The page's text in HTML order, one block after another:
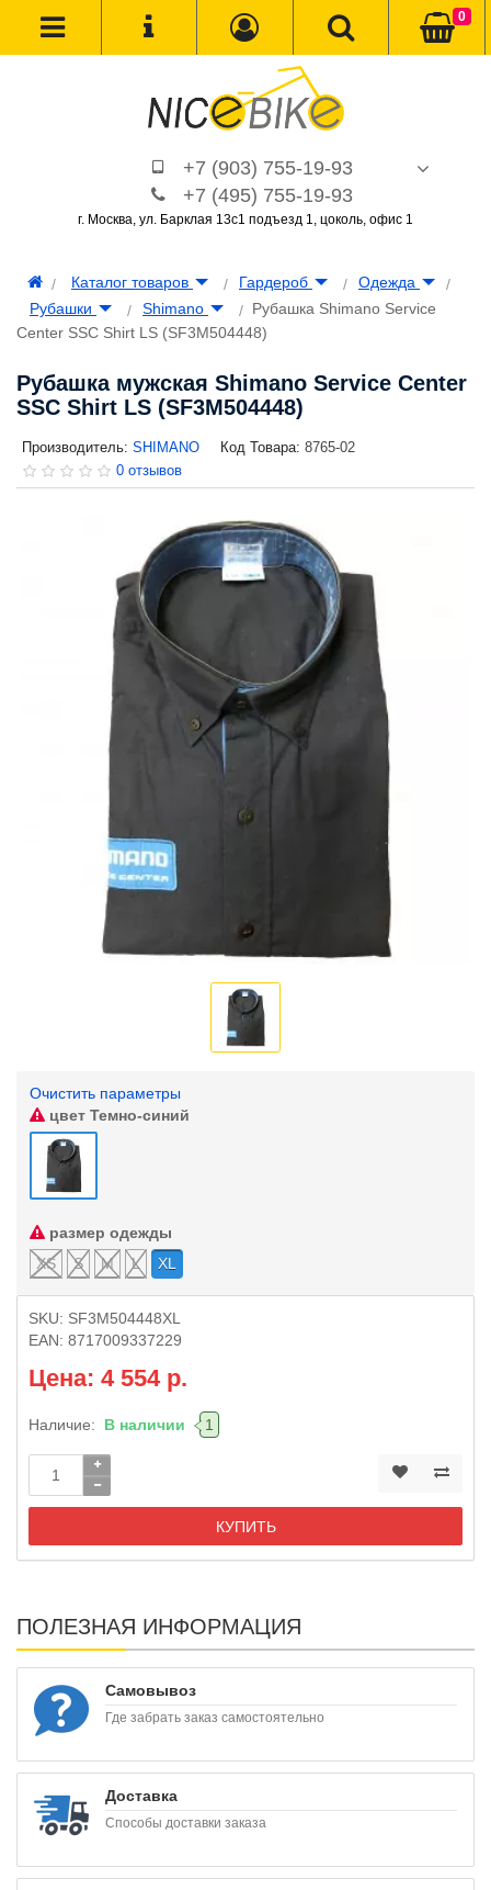
+7 (903) 755-19-93
+7 (495) 755-19-93
г. Москва, ул. Барклая 13с1 подъезд 1, цоколь, офис 1
0
Каталог товаров Гардероб
Одежда
Рубашки
Shimano
Рубашка Shimano Service
Center SSC Shirt LS (SF3M504448)
Рубашка мужская Shimano Service Center
SSC Shirt LS (SF3M504448)
Производитель: SHIMANO Код Товара: 8765-02
0 отзывов
Очистить параметры
цвет Темно-синий
размер одежды
XS
S M L XL
SKU: SF3M504448XL
EAN: 8717009337229
Цена: 4 554 р.
Наличие: В наличии 1
КУПИТЬ
ПОЛЕЗНАЯ ИНФОРМАЦИЯ
Самовывоз
Где забрать заказ самостоятельно
Доставка
Способы доставки заказа